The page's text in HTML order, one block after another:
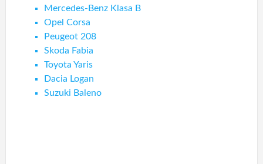
Mercedes-Benz Klasa B
Opel Corsa
Peugeot 208
Skoda Fabia
Toyota Yaris
Dacia Logan
Suzuki Baleno